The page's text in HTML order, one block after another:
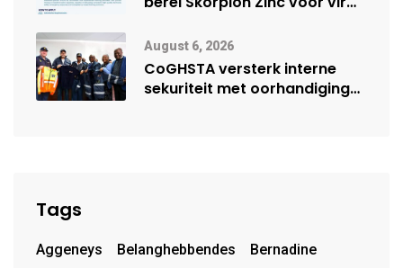
August 6, 2026
CoGHSTA versterk interne
sekuriteit met oorhandiging
Tags
Aggeneys Belanghebbendes
Bernadine